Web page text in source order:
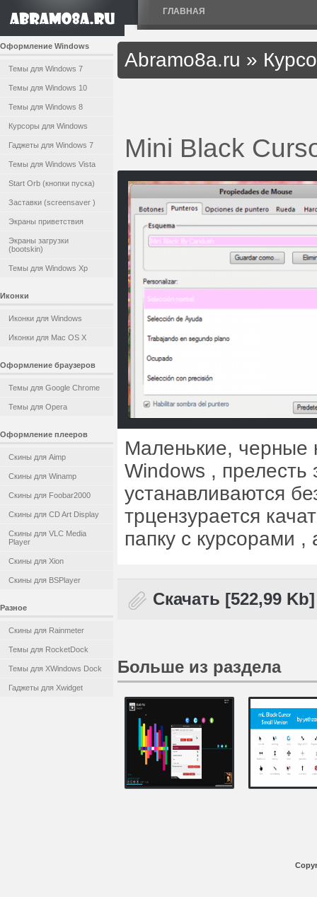
ГЛАВНАЯ
Оформление Windows
Темы для Windows 7
Темы для Windows 10
Темы для Windows 8
Курсоры для Windows
Гаджеты для Windows 7
Темы для Windows Vista
Start Orb (кнопки пуска)
Заставки (screensaver )
Экраны приветствия
Экраны загрузки
(bootskin)
Темы для Windows Xp
Иконки
Иконки для Windows
Иконки для Mac OS X
Оформление браузеров
Темы для Google Chrome
Темы для Opera
Оформление плееров
Скины для Aimp
Скины для Winamp
Скины для Foobar2000
Скины для CD Art Display
Скины для VLC Media
Player
Скины для Xion
Скины для BSPlayer
Разное
Скины для Rainmeter
Темы для RocketDock
Темы для XWindows Dock
Гаджеты для Xwidget
Abramo8a.ru »
Mini Black
Маленькие, черные
Windows , прелесть
устанавливаются
трцензурается
папку с курсорами
Скачать [522,99 Kb]
Больше из раздела